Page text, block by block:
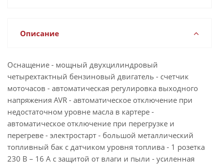
Описание
Оснащение - мощный двухцилиндровый
четырехтактный бензиновый двигатель - счетчик
моточасов - автоматическая регулировка выходного
напряжения AVR - автоматическое отключение при
недостаточном уровне масла в картере -
автоматическое отключение при перегрузке и
перегреве - электростарт - большой металлический
топливный бак с датчиком уровня топлива - 1 розетка
230 В – 16 А с защитой от влаги и пыли - усиленная